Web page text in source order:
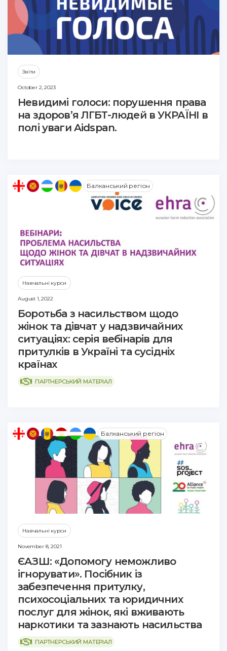
Звіти
October 2, 2023
Невидимі голоси: порушення права
на здоров’я ЛГБТ-людей в УКРАЇНІ в
полі уваги Aidspan.
Балканський регіон
Навчальні курси
August 1, 2022
Боротьба з насильством щодо
жінок та дівчат у надзвичайних
ситуаціях: серія вебінарів для
притулків в Україні та сусідніх
країнах
ПАРТНЕРСЬКИЙ МАТЕРІАЛ
Балканський регіон
Навчальні курси
November 8, 2021
ЄАЗШ: «Допомогу неможливо
ігнорувати». Посібник із
забезпечення притулку,
психосоціальних та юридичних
послуг для жінок, які вживають
наркотики та зазнають насильства
ПАРТНЕРСЬКИЙ МАТЕРІАЛ